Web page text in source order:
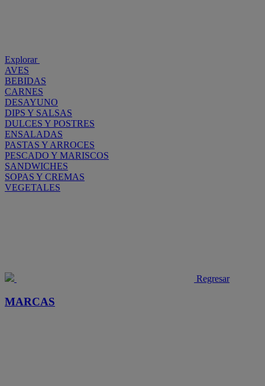
Explorar
AVES
BEBIDAS
CARNES
DESAYUNO
DIPS Y SALSAS
DULCES Y POSTRES
ENSALADAS
PASTAS Y ARROCES
PESCADO Y MARISCOS
SANDWICHES
SOPAS Y CREMAS
VEGETALES
Regresar
MARCAS